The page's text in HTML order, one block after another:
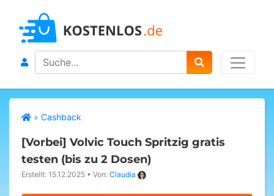
Search
» Cashback
[Vorbei] Volvic Touch Spritzig gratis
testen (bis zu 2 Dosen)
Erstellt: 15.12.2025 • Von: Claudia